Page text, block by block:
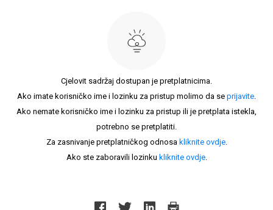
Cjelovit sadržaj dostupan je pretplatnicima.
Ako imate korisničko ime i lozinku za pristup molimo da se prijavite.
Ako nemate korisničko ime i lozinku za pristup ili je pretplata istekla,
potrebno se pretplatiti.
Za zasnivanje pretplatničkog odnosa kliknite ovdje.
Ako ste zaboravili lozinku kliknite ovdje.